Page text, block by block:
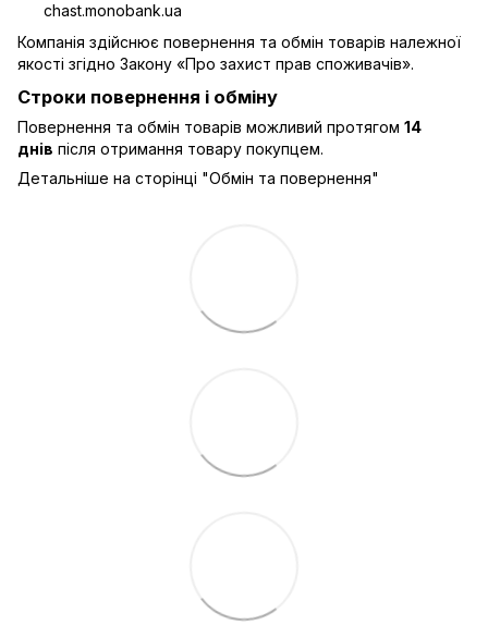
chast.monobank.ua
Компанія здійснює повернення та обмін товарів належної
якості згідно Закону «Про захист прав споживачів».
Строки повернення і обміну
Повернення та обмін товарів можливий протягом 14
днів після отримання товару покупцем.
Детальніше на сторінці "Обмін та повернення"